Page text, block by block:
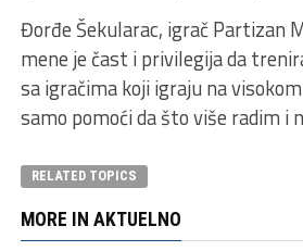
Đorđe Šekularac, igrač Partizan
mene je čast i privilegija da
sa igračima koji igraju na
samo pomoći da što više radim i
RELATED TOPICS
MORE IN AKTUELNO